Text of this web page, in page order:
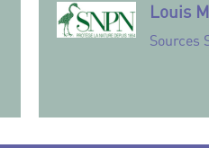
Louis
Sources